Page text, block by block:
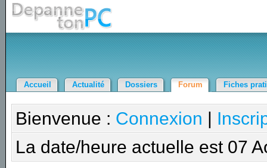
Accueil Actualité Dossiers Forum Fiches
Bienvenue : Connexion |
La date/heure actuelle est 07